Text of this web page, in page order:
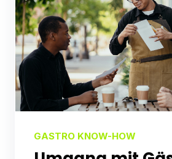
GASTRO KNOW-HOW